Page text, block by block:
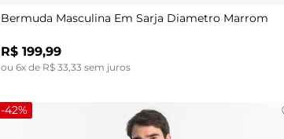
Bermuda Masculina Em Sarja Diametro Marrom
R$ 199,99
ou 6x de R$ 33 33 sem juros
-42%